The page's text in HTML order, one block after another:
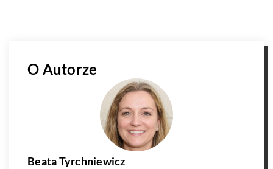
O Autorze
Beata Tyrchniewicz